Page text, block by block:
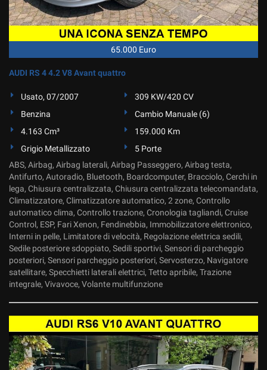
65.000 Euro
AUDI RS 4 4.2 V8 Avant quattro
Usato, 07/2007
309 KW/420 CV
Benzina
Cambio Manuale (6)
4.163 Cm³
159.000 Km
Grigio Metallizzato
5 Porte
ABS, Airbag, Airbag laterali, Airbag Passeggero, Airbag testa,
Antifurto, Autoradio, Bluetooth, Boardcomputer, Bracciolo, Cerchi in
lega, Chiusura centralizzata, Chiusura centralizzata telecomandata,
Climatizzatore, Climatizzatore automatico, 2 zone, Controllo
automatico clima, Controllo trazione, Cronologia tagliandi, Cruise
Control, ESP, Fari Xenon, Fendinebbia, Immobilizzatore elettronico,
Interni in pelle, Limitatore di velocità, Regolazione elettrica sedili,
Sedile posteriore sdoppiato, Sedili sportivi, Sensori di parcheggio
posteriori, Sensori parcheggio posteriori, Servosterzo, Navigatore
satellitare, Specchietti laterali elettrici, Tetto apribile, Trazione
integrale, Vivavoce, Volante multifunzione